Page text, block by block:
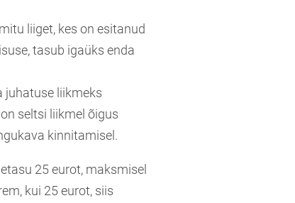
liiget, kes on esitanud
tasub igaüks enda
juhatuse liikmeks
seltsi liikmel õigus
kinnitamisel.
25 eurot, maksmisel
kui 25 eurot, siis